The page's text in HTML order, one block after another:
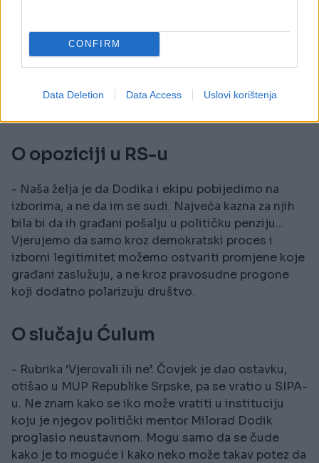
CONFIRM
Data Deletion Data Access Uslovi korištenja
tonovima, upadicama i kršenjem poslovnika, što je
ponižavajuće za instituciju. Svi naši vapaji da se
uslišeni, a kvorum ostaje najveća kočnica za
O opoziciji u RS-u
- Naša želja je da Dodika i ekipu pobijedimo na
izborima, a ne da im se sudi. Najveća kazna za njih
bila bi da ih građani pošalju u političku penziju...
Vjerujemo da samo kroz demokratski proces i
izborni legitimitet možemo ostvariti promjene koje
građani zaslužuju, a ne kroz pravosudne progone
koji dodatno polarizuju društvo.
O slučaju Ćulum
- Rubrika ‘Vjerovali ili ne’. Čovjek je dao ostavku,
otišao u MUP Republike Srpske, pa se vratio u SIPA-
u. Ne znam kako se iko može vratiti u instituciju
koju je njegov politički mentor Milorad Dodik
proglasio neustavnom. Mogu samo da se čude
kako je to moguće i kako neko može takav potez da